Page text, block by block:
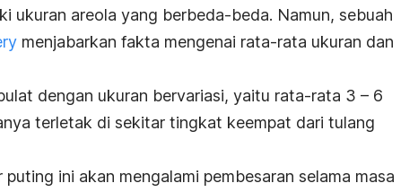
ukuran areola yang berbeda-beda. Namun, sebuah
menjabarkan fakta mengenai rata-rata ukuran dan
dengan ukuran bervariasi, yaitu rata-rata 3 – 6
terletak di sekitar tingkat keempat dari tulang
ini akan mengalami pembesaran selama masa